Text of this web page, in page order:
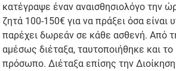
κατέγραψε έναν αναισθησιολόγο την
ζητά 100-150€ για να πράξει όσα
παρέχει δωρεάν σε κάθε ασθενή. Από
αμέσως διέταξα, ταυτοποιήθηκε και
πρόσωπο. Διέταξα επίσης την